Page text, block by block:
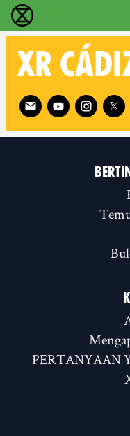
Extinction
XR
Follow XR Cádiz on
PERTANYAAN